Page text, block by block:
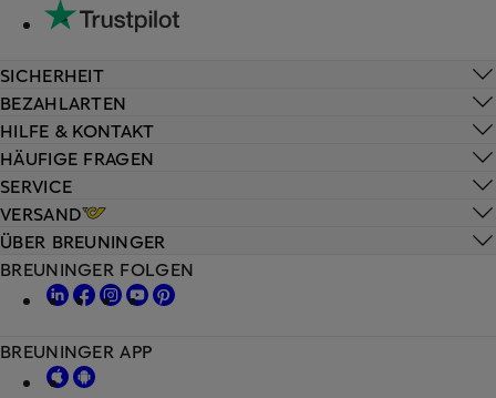
HILFE & KONTAKT
HÄUFIGE FRAGEN
SERVICE
VERSAND
SICHERHEIT
BEZAHLARTEN
ÜBER BREUNINGER
BREUNINGER FOLGEN
BREUNINGER APP